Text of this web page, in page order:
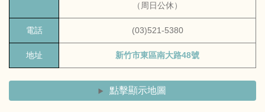
（周日公休）
電話 (03)521-5380
地址 新竹市東區南大路48號
點擊顯示地圖